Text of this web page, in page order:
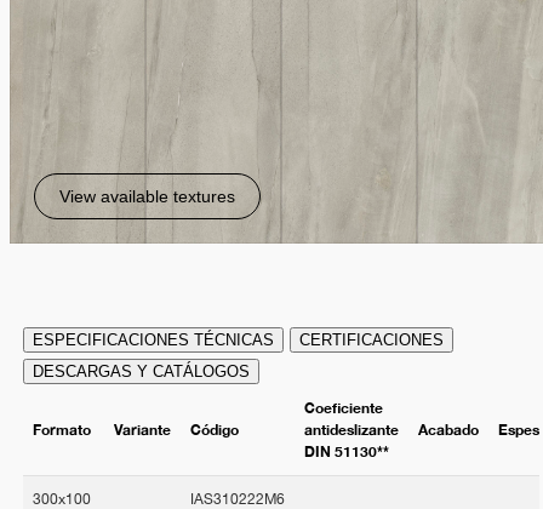
View available textures
ESPECIFICACIONES TÉCNICAS
CERTIFICACIONES
DESCARGAS Y CATÁLOGOS
Formato Variante Código
Coeficiente
antideslizante
DIN 51130**
Acabado
300x100
IAS310222M6